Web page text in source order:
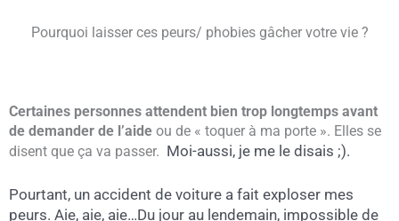
Pourquoi laisser ces peurs/ phobies gâcher votre vie ?
Certaines personnes attendent bien trop longtemps avant
de demander de l’aide ou de « toquer à ma porte ». Elles se
disent que ça va passer. Moi-aussi, je me le disais ;).
Pourtant, un accident de voiture a fait exploser mes
peurs. Aie, aie, aie…Du jour au lendemain, impossible de